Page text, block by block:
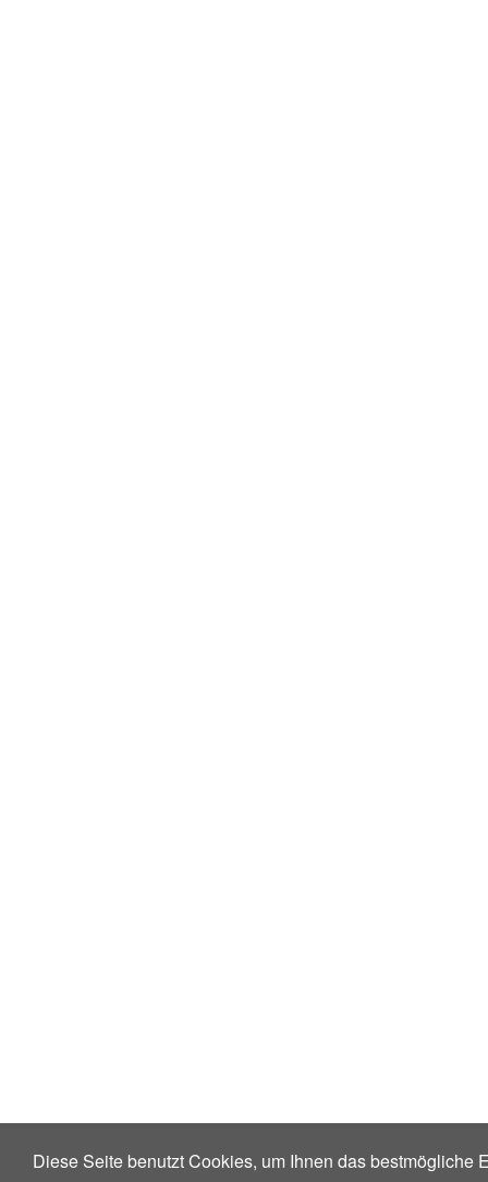
Diese Seite benutzt Cookies, um Ihnen das bestmögliche